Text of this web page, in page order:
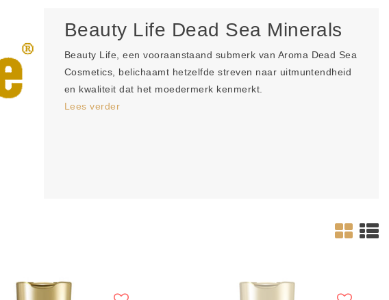
Beauty Life Dead Sea Minerals
Beauty Life, een vooraanstaand submerk van Aroma Dead Sea
Cosmetics, belichaamt hetzelfde streven naar uitmuntendheid
en kwaliteit dat het moedermerk kenmerkt.
Lees verder